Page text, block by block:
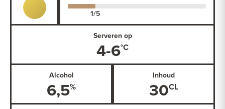
Serveren op
4-6
Alcohol
6,5
Inhoud
30